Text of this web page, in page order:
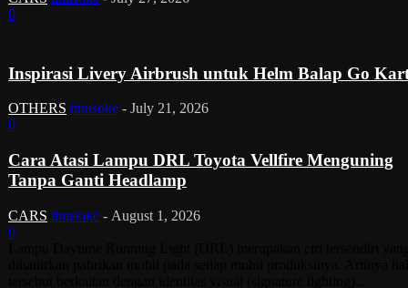
0
Inspirasi Livery Airbrush untuk Helm Balap Go
OTHERS tinusoke - July 21, 2026
0
Cara Atasi Lampu DRL Toyota Vellfire Menguning
Tanpa Ganti Headlamp
CARS tinusoke - August 1, 2026
0